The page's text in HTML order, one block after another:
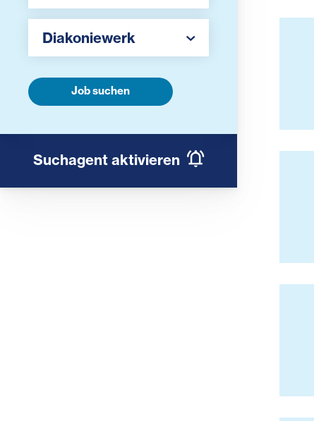
Arbeitgeber auswählen
Diakoniewerk
Job suchen
Suchagent aktivieren